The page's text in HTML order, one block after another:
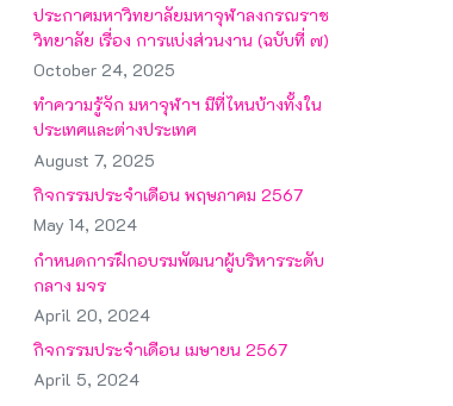
ประกาศมหาวิทยาลัยมหาจุฬาลงกรณราช
วิทยาลัย เรื่อง การแบ่งส่วนงาน (ฉบับที่ ๗)
October 24, 2025
ทำความรู้จัก มหาจุฬาฯ มีที่ไหนบ้างทั้งใน
ประเทศและต่างประเทศ
August 7, 2025
กิจกรรมประจำเดือน พฤษภาคม 2567
May 14, 2024
กำหนดการฝึกอบรมพัฒนาผู้บริหารระดับ
กลาง มจร
April 20, 2024
กิจกรรมประจำเดือน เมษายน 2567
April 5, 2024